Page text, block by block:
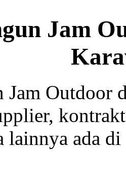
Jam
Jam Outdoor
lainnya ada